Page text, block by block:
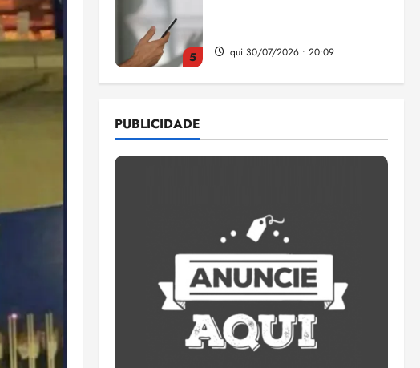
5 qui 30/07/2026 • 20:09
em onze anos
qua 05/08/2026 • 16:02
2
aposentadoria compulsória
como punição máxima para
juiz
ter 04/08/2026 • 18:59
PSOL homologa candidatura
de Professor Edmilson à
Câmara Federal nas eleições
de 2026
PUBLICIDADE